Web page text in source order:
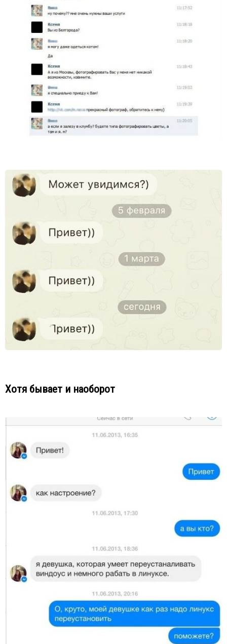
Хотя бывает и наоборот